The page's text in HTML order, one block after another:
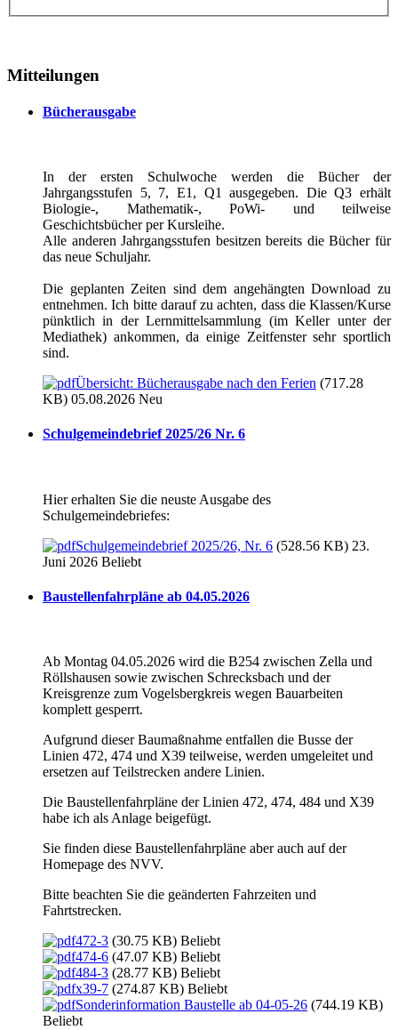
Mitteilungen
Bücherausgabe
In der ersten Schulwoche werden die Bücher der
Jahrgangsstufen 5, 7, E1, Q1 ausgegeben. Die Q3 erhält
Biologie-, Mathematik-, PoWi- und teilweise
Geschichtsbücher per Kursleihe.
Alle anderen Jahrgangsstufen besitzen bereits die Bücher für
das neue Schuljahr.
Die geplanten Zeiten sind dem angehängten Download zu
entnehmen. Ich bitte darauf zu achten, dass die Klassen/Kurse
pünktlich in der Lernmittelsammlung (im Keller unter der
Mediathek) ankommen, da einige Zeitfenster sehr sportlich
sind.
Übersicht: Bücherausgabe nach den Ferien (717.28
KB) 05.08.2026 Neu
Schulgemeindebrief 2025/26 Nr. 6
Hier erhalten Sie die neuste Ausgabe des
Schulgemeindebriefes:
Schulgemeindebrief 2025/26, Nr. 6 (528.56 KB) 23.
Juni 2026 Beliebt
Baustellenfahrpläne ab 04.05.2026
Ab Montag 04.05.2026 wird die B254 zwischen Zella und
Röllshausen sowie zwischen Schrecksbach und der
Kreisgrenze zum Vogelsbergkreis wegen Bauarbeiten
komplett gesperrt.
Aufgrund dieser Baumaßnahme entfallen die Busse der
Linien 472, 474 und X39 teilweise, werden umgeleitet und
ersetzen auf Teilstrecken andere Linien.
Die Baustellenfahrpläne der Linien 472, 474, 484 und X39
habe ich als Anlage beigefügt.
Sie finden diese Baustellenfahrpläne aber auch auf der
Homepage des NVV.
Bitte beachten Sie die geänderten Fahrzeiten und
Fahrtstrecken.
472-3 (30.75 KB) Beliebt
474-6 (47.07 KB) Beliebt
484-3 (28.77 KB) Beliebt
x39-7 (274.87 KB) Beliebt
Sonderinformation Baustelle ab 04-05-26 (744.19 KB)
Beliebt